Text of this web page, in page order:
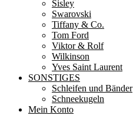
Sisley
Swarovski
Tiffany & Co.
Tom Ford
Viktor & Rolf
Wilkinson
Yves Saint Laurent
SONSTIGES
Schleifen und Bänder
Schneekugeln
Mein Konto